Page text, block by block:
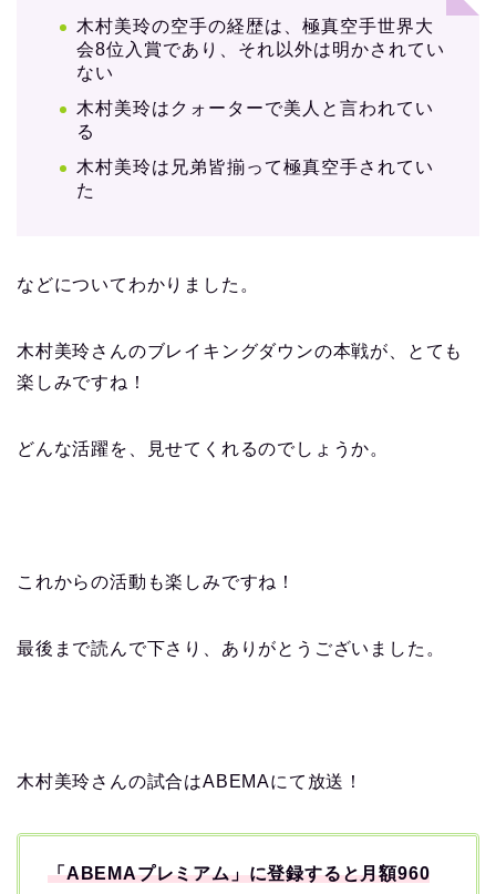
木村美玲の空手の経歴は、極真空手世界大
会8位入賞であり、それ以外は明かされてい
ない
木村美玲はクォーターで美人と言われてい
る
木村美玲は兄弟皆揃って極真空手されてい
た
などについてわかりました。
木村美玲さんのブレイキングダウンの本戦が、とても
楽しみですね！
どんな活躍を、見せてくれるのでしょうか。
これからの活動も楽しみですね！
最後まで読んで下さり、ありがとうございました。
木村美玲さんの試合はABEMAにて放送！
「ABEMAプレミアム」に登録すると月額960